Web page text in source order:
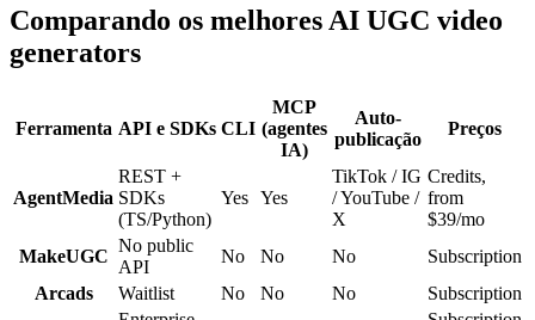
Comparando os melhores AI UGC video
generators
Ferramenta API e SDKs CLI
MCP
(agentes
IA)
Auto-
publicação
Preços
AgentMedia
REST +
SDKs
(TS/Python)
Yes Yes
TikTok / IG
/ YouTube /
X
Credits,
from
$39/mo
MakeUGC
No public
API
No No No
Subscription
Arcads
Waitlist No No No
Subscription